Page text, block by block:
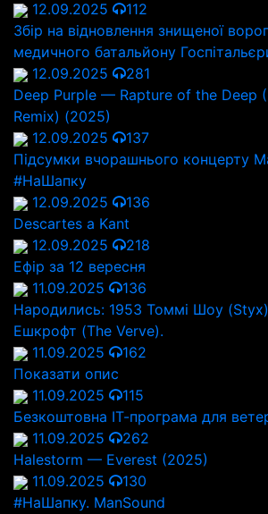
12.09.2025
112
Збір на відновлення знищеної
медичного батальйону
12.09.2025
281
Deep Purple — Rapture of the Deep
Remix) (2025)
12.09.2025
137
Підсумки вчорашнього концерту
#НаШапку
12.09.2025
136
Descartes a Kant
12.09.2025
218
Ефір за 12 вересня
11.09.2025
136
Народились: 1953 Томмі Шоу
Ешкрофт (The Verve).
11.09.2025
162
Показати опис
11.09.2025
115
Безкоштовна ІТ-програма для
11.09.2025
262
Halestorm — Everest (2025)
11.09.2025
130
#НаШапку. ManSound